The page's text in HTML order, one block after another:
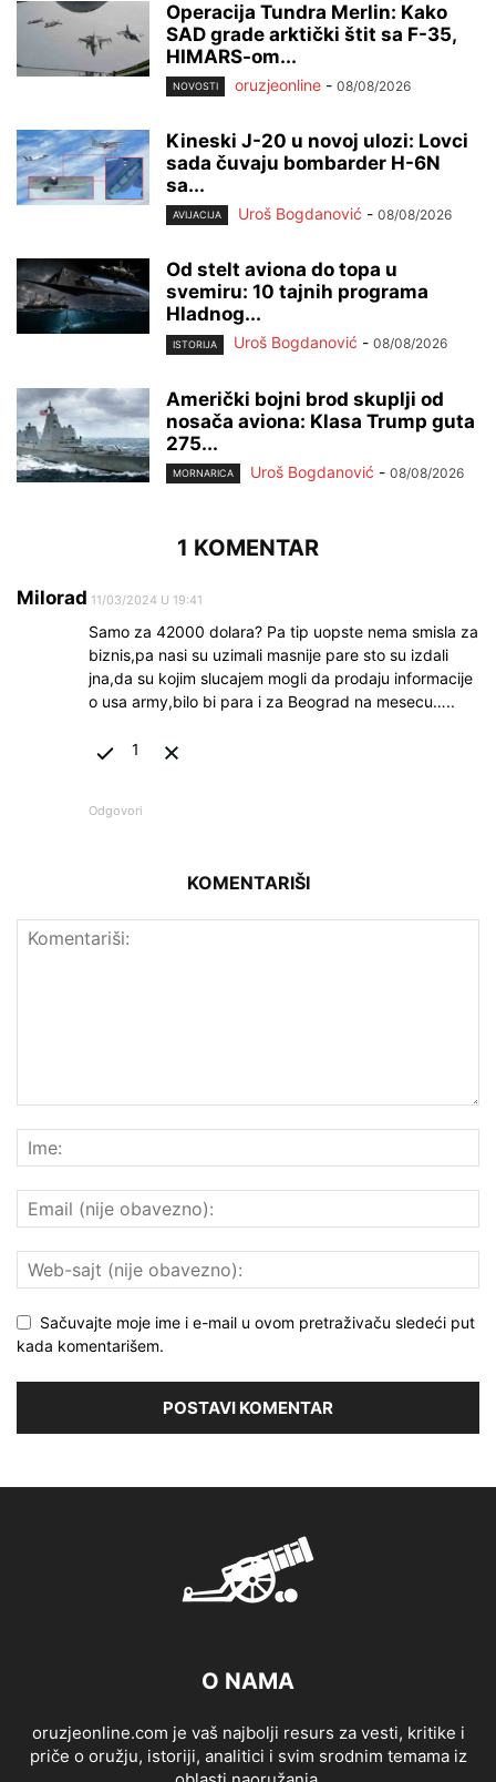
Operacija Tundra Merlin: Kako
SAD grade arktički štit sa F-35,
HIMARS-om...
NOVOSTI oruzjeonline - 08/08/2026
Kineski J-20 u novoj ulozi: Lovci
sada čuvaju bombarder H-6N
sa...
AVIJACIJA Uroš Bogdanović - 08/08/2026
Od stelt aviona do topa u
svemiru: 10 tajnih programa
Hladnog...
ISTORIJA Uroš Bogdanović - 08/08/2026
Američki bojni brod skuplji od
nosača aviona: Klasa Trump guta
275...
MORNARICA Uroš Bogdanović - 08/08/2026
1 KOMENTAR
Milorad 11/03/2024 U 19:41
Samo za 42000 dolara? Pa tip uopste nema smisla za
biznis,pa nasi su uzimali masnije pare sto su izdali
jna,da su kojim slucajem mogli da prodaju informacije
o usa army,bilo bi para i za Beograd na mesecu…..
1
Odgovori
KOMENTARIŠI
Sačuvajte moje ime i e-mail u ovom pretraživaču sledeći put
kada komentarišem.
O NAMA
oruzjeonline.com je vaš najbolji resurs za vesti, kritike i
priče o oružju, istoriji, analitici i svim srodnim temama iz